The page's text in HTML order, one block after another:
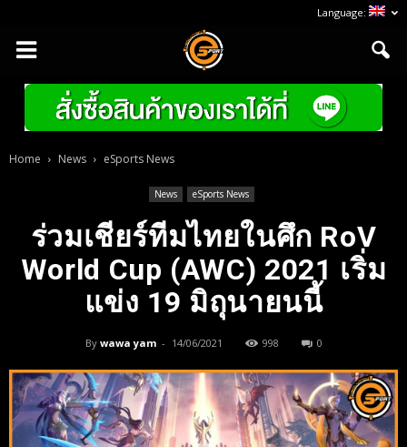
Language:
Home News eSports News
News eSports News
ร่วมเชียร์ทีมไทยในศึก RoV
World Cup (AWC) 2021 เริ่ม
แข่ง 19 มิถุนายนนี้
By wawa yam - 14/06/2021 998 0